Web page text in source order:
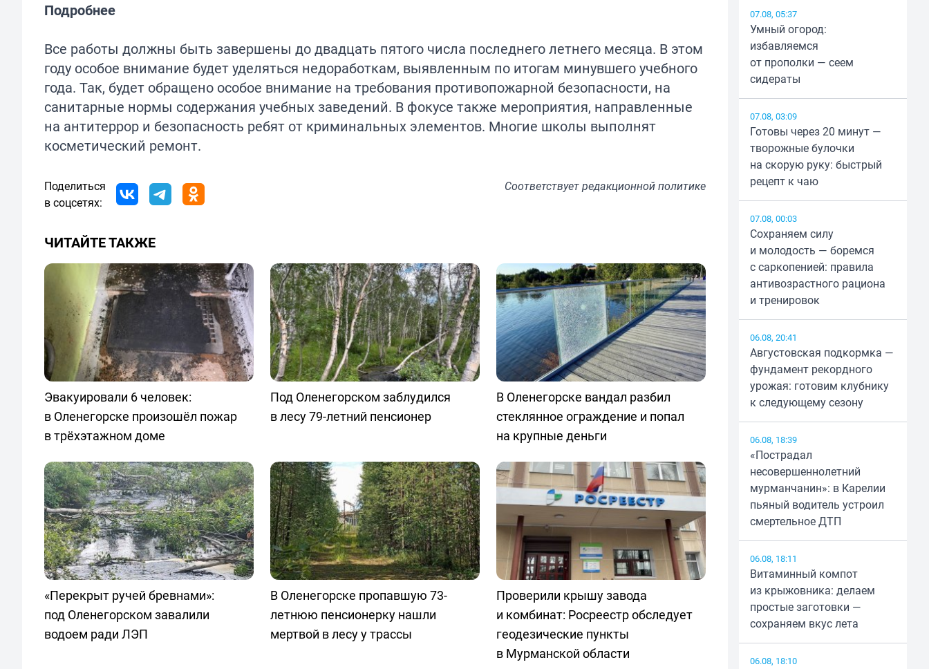
Подробнее
Все работы должны быть завершены до двадцать пятого числа последнего летнего месяца. В этом
году особое внимание будет уделяться недоработкам, выявленным по итогам минувшего учебного
года. Так, будет обращено особое внимание на требования противопожарной безопасности, на
санитарные нормы содержания учебных заведений. В фокусе также мероприятия, направленные
на антитеррор и безопасность ребят от криминальных элементов. Многие школы выполнят
косметический ремонт.
Поделиться
в соцсетях:
Соответствуетредакционной политике
ЧИТАЙТЕ ТАКЖЕ
Эвакуировали 6 человек:
в Оленегорске произошёл пожар
в трёхэтажном доме
Под Оленегорском заблудился
в лесу 79-летний пенсионер
В Оленегорске вандал разбил
стеклянное ограждение и попал
на крупные деньги
«Перекрыт ручей бревнами»:
под Оленегорском завалили
водоем ради ЛЭП
В Оленегорске пропавшую 73-
летнюю пенсионерку нашли
мертвой в лесу у трассы
Проверили крышу завода
и комбинат: Росреестр обследует
геодезические пункты
в Мурманской области
07.08, 05:37
Умный огород:
избавляемся
от прополки — сеем
сидераты
07.08, 03:09
Готовы через 20 минут —
творожные булочки
на скорую руку: быстрый
рецепт к чаю
07.08, 00:03
Сохраняем силу
и молодость — боремся
с саркопенией: правила
антивозрастного рациона
и тренировок
06.08, 20:41
Августовская подкормка —
фундамент рекордного
урожая: готовим клубнику
к следующему сезону
06.08, 18:39
«Пострадал
несовершеннолетний
мурманчанин»: в Карелии
пьяный водитель устроил
смертельное ДТП
06.08, 18:11
Витаминный компот
из крыжовника: делаем
простые заготовки —
сохраняем вкус лета
06.08, 18:10